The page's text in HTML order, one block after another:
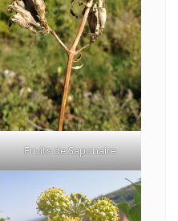
Fruits de Saponaire